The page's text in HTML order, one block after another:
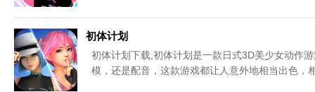
初体计划
初体计划下载,初体计划是一款日式3D美少女动作
模，还是配音，这款游戏都让人意外地相当出色，